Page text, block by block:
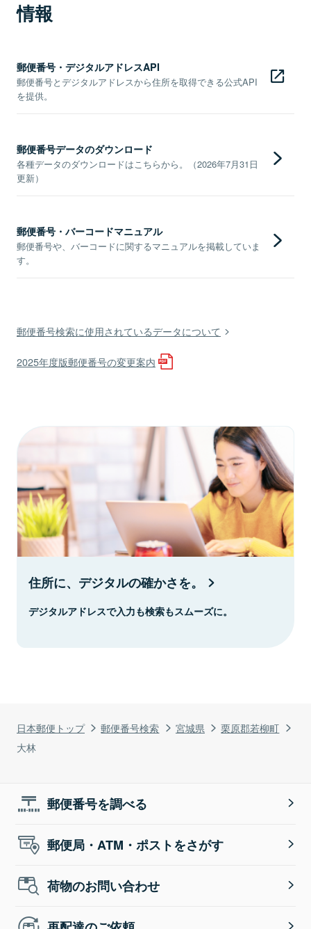
日本郵便トップ 郵便番号検索 宮城県
栗原郡若柳町
大林
情報
郵便番号・デジタルアドレスAPI
郵便番号とデジタルアドレスから住所を取得できる公式API
を提供。
郵便番号データのダウンロード
各種データのダウンロードはこちらから。（2026年7月31日
更新）
郵便番号・バーコードマニュアル
郵便番号や、バーコードに関するマニュアルを掲載していま
す。
郵便番号検索に使用されているデータについて
2025年度版郵便番号の変更案内
住所に、デジタルの確かさを。
デジタルアドレスで入力も検索もスムーズに。
郵便番号を調べる
郵便局・ATM・ポストをさがす
荷物のお問い合わせ